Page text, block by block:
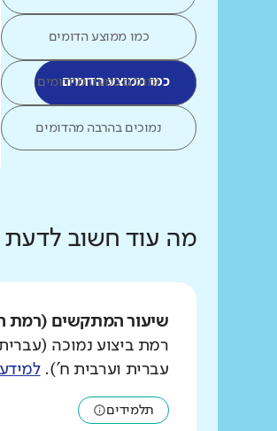
כמו ממוצע הדומים
כמו ממוצע הדומים
נמוכים במעט מהדומים
נמוכים בהרבה מהדומים
מה עוד חשוב
שיעור המתקשים (רמת
רמת ביצוע נמוכה
עברית וערבית ח').
תלמידים